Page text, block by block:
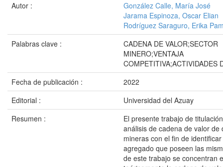
Autor :
González Calle, María José
Jarama Espinoza, Oscar Elian
Rodríguez Saraguro, Erika
Palabras clave :
CADENA DE VALOR;SECTOR
MINERO;VENTAJA
COMPETITIVA;ACTIVIDADES
Fecha de publicación :
2022
Editorial :
Universidad del Azuay
Resumen :
El presente trabajo de
análisis de cadena de valor de
mineras con el fin de
agregado que poseen las
de este trabajo se concentran